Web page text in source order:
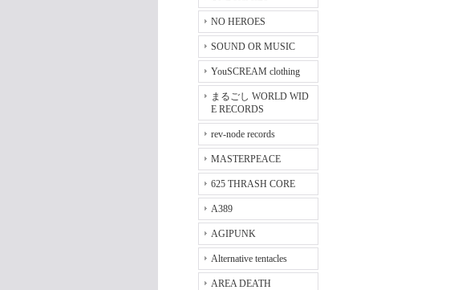
NO HEROES
SOUND OR MUSIC
YouSCREAM clothing
まるごし WORLD WID
E RECORDS
rev-node records
MASTERPEACE
625 THRASH CORE
A389
AGIPUNK
Alternative tentacles
AREA DEATH